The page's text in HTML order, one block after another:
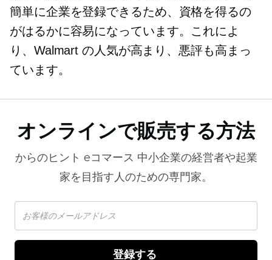
簡単に企業を登録できるため、資格を得るの
がはるかに容易になっています。これによ
り、Walmart の人気が高まり、悪評も高まっ
ています。
オンラインで販売する方法
からのヒント eコマース 中小企業の経営者や起業
家を目指す人のための専門家。